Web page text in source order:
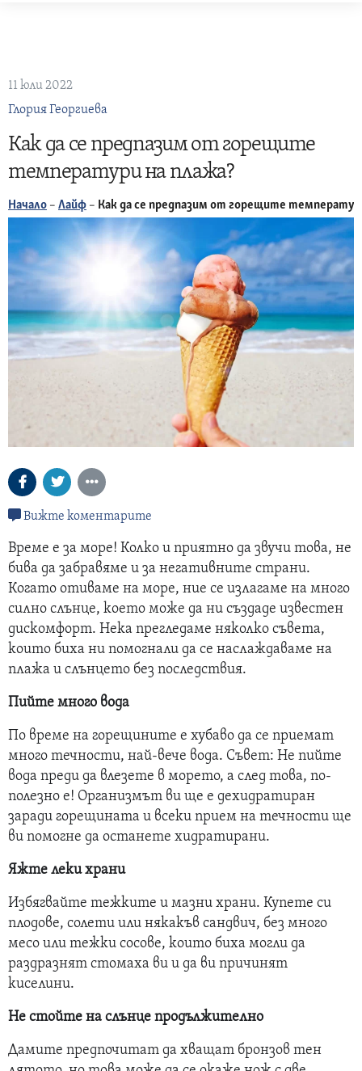
11 юли 2022
Глория Георгиева
Как да се предпазим от горещите
температури на плажа?
Начало – Лайф – Как да се предпазим от горещите
Вижте коментарите
Време е за море! Колко и приятно да звучи това, не
бива да забравяме и за негативните страни.
Когато отиваме на море, ние се излагаме на много
силно слънце, което може да ни създаде известен
дискомфорт. Нека прегледаме няколко съвета,
които биха ни помогнали да се наслаждаваме на
плажа и слънцето без последствия.
Пийте много вода
По време на горещините е хубаво да се приемат
много течности, най-вече вода. Съвет: Не пийте
вода преди да влезете в морето, а след това, по-
полезно е! Организмът ви ще е дехидратиран
заради горещината и всеки прием на течности ще
ви помогне да останете хидратирани.
Яжте леки храни
Избягвайте тежките и мазни храни. Купете си
плодове, солети или някакъв сандвич, без много
месо или тежки сосове, които биха могли да
раздразнят стомаха ви и да ви причинят
киселини.
Не стойте на слънце продължително
Дамите предпочитат да хващат бронзов тен